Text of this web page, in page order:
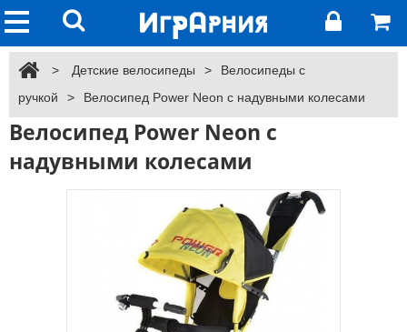
> Детские велосипеды >
Велосипеды с
ручкой
> Велосипед Power Neon с надувными колесами
Велосипед Power Neon с
надувными колесами